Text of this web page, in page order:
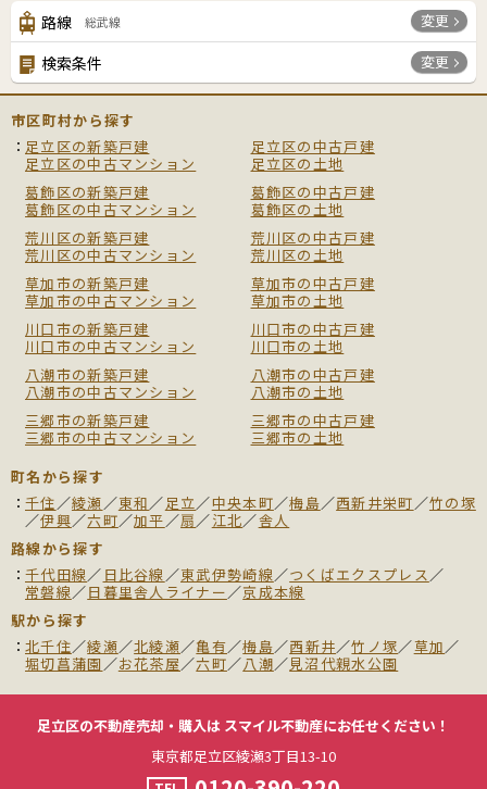
路線 総武線 変更
検索条件 変更
市区町村から探す
足立区の新築戸建
足立区の中古戸建
足立区の中古マンション
足立区の土地
葛飾区の新築戸建
葛飾区の中古戸建
葛飾区の中古マンション
葛飾区の土地
荒川区の新築戸建
荒川区の中古戸建
荒川区の中古マンション
荒川区の土地
草加市の新築戸建
草加市の中古戸建
草加市の中古マンション
草加市の土地
川口市の新築戸建
川口市の中古戸建
川口市の中古マンション
川口市の土地
八潮市の新築戸建
八潮市の中古戸建
八潮市の中古マンション
八潮市の土地
三郷市の新築戸建
三郷市の中古戸建
三郷市の中古マンション
三郷市の土地
町名から探す
千住／綾瀬／東和／足立／中央本町／梅島／西新井栄町／竹の塚
／伊興／六町／加平／扇／江北／舎人
路線から探す
千代田線／ 日比谷線／東武伊勢崎線／つくばエクスプレス／
常磐線／日暮里舎人ライナー／京成本線
駅から探す
北千住／綾瀬／北綾瀬／亀有／梅島／西新井／竹ノ塚／草加／
堀切菖蒲園／お花茶屋／六町／八潮／見沼代親水公園
足立区の不動産売却・購入は スマイル不動産にお任せください！
東京都足立区綾瀬3丁目13-10